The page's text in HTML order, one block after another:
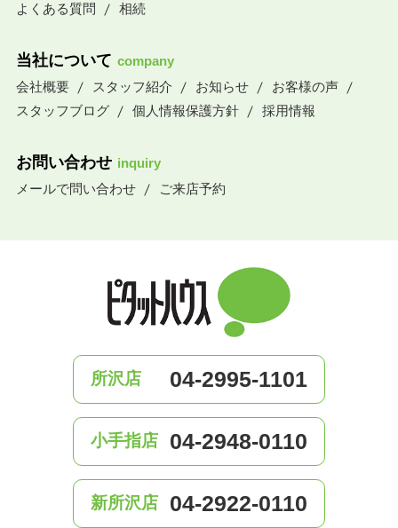
よくある質問
相続
当社について company
会社概要
スタッフ紹介 お知らせ
お客様の声
スタッフブログ
個人情報保護方針 採用情報
お問い合わせ inquiry
メールで問い合わせ
ご来店予約
所沢店 04-2995-1101
小手指店 04-2948-0110
新所沢店 04-2922-0110